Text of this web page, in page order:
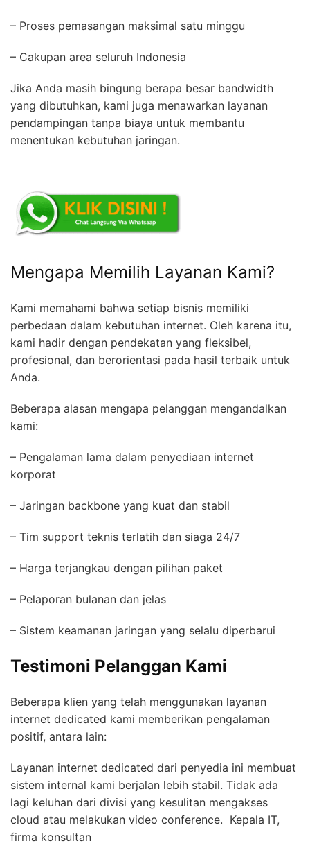
– Proses pemasangan maksimal satu minggu
– Cakupan area seluruh Indonesia
Jika Anda masih bingung berapa besar bandwidth
yang dibutuhkan, kami juga menawarkan layanan
pendampingan tanpa biaya untuk membantu
menentukan kebutuhan jaringan.
Mengapa Memilih Layanan Kami?
Kami memahami bahwa setiap bisnis memiliki
perbedaan dalam kebutuhan internet. Oleh karena itu,
kami hadir dengan pendekatan yang fleksibel,
profesional, dan berorientasi pada hasil terbaik untuk
Anda.
Beberapa alasan mengapa pelanggan mengandalkan
kami:
– Pengalaman lama dalam penyediaan internet
korporat
– Jaringan backbone yang kuat dan stabil
– Tim support teknis terlatih dan siaga 24/7
– Harga terjangkau dengan pilihan paket
– Pelaporan bulanan dan jelas
– Sistem keamanan jaringan yang selalu diperbarui
Testimoni Pelanggan Kami
Beberapa klien yang telah menggunakan layanan
internet dedicated kami memberikan pengalaman
positif, antara lain:
Layanan internet dedicated dari penyedia ini membuat
sistem internal kami berjalan lebih stabil. Tidak ada
lagi keluhan dari divisi yang kesulitan mengakses
cloud atau melakukan video conference.  Kepala IT,
firma konsultan